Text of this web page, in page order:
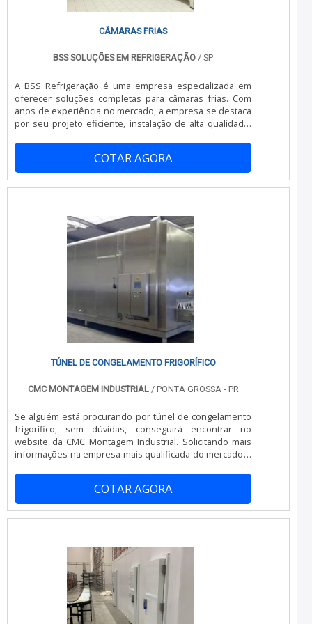
personalizado; Colaboradores eficientes.Ainda
empresa, a mesma deve prezar pelos produtos e
passam despercebidos em outras companhias e podem
que a Térmica Montagens é uma empresa
comprometida com seus serviços no segmento de
sistemas termoisolantes. A empresa foca tudo que há
de mais atual para garantir a qualidade final para cada
cliente.A MELHOR EMPRESA NO SEGMENTOSomente na
Térmica Montagens tem o que há de melhor no ramo de
sistemas termoisolantes. Os clientes encontram itens
como câmara fria industrial e painel de fachada com
ótima qualidade e excelente custo-benefício.Para tal
Montagens é uma empresa que tem despontado no
mercado pela seriedade e qualidade que garante a
melhor experiência para parceiros novos e antigos.
CÂMARAS FRIAS
BSS SOLUÇÕES EM REFRIGERAÇÃO / SP
A BSS Refrigeração é uma empresa especializada em
oferecer soluções completas para câmaras frias. Com
anos de experiência no mercado, a empresa se destaca
por seu projeto eficiente, instalação de alta qualidade,
uma ampla gama de outros serviços relacionados.As
câmaras frias são estruturas essenciais para empresas
que necessitam armazenar produtos perecíveis, como
alimentos e medicamentos, em temperaturas
oferece câmaras frias de alta tecnologia, com sistemas
de refrigeração eficientes e precisos.Além disso, a
empresa também se preocupa com a sustentabilidade e
oferece soluções que visam a redução do consumo de
energia, como isolamentos térmicos de qualidade e
sistemas de controle de temperatura avançados.A
equipe da BSS Refrigeração é composta por
profissionais altamente capacitados e experientes, que
estão sempre prontos para atender às necessidades
específicas de cada cliente. Eles garantem um serviço de
projeto.Se você está em busca de câmaras frias de
Refrigeração é a escolha certa. Entre em contato e
suas necessidades de armazenamento refrigerado.
COTAR AGORA
TÚNEL DE CONGELAMENTO FRIGORÍFICO
CMC MONTAGEM INDUSTRIAL/ PONTA GROSSA - PR
Se alguém está procurando por túnel de congelamento
frigorífico, sem dúvidas, conseguirá encontrar no
website da CMC Montagem Industrial. Solicitando mais
informações na empresa mais qualificada do mercado e
CONGELAMENTO FRIGORÍFICOQuem busca por túnel de
congelamento frigorífico em uma companhia
responsável, depara com a CMC Montagem Industrial.
Especializada em digestor industrial e congelamento de
de congelamento frigorífico, deve-se ter a exatidão em
orçar com companhias que prezam por produtos e
serviços que tenham ótima qualidade e precisão,
detalhes primordiais que são deixados de lado por
muitas empresas que não focam na fidelização do
cliente.É importante lembrar que o produto deve
COTAR AGORA